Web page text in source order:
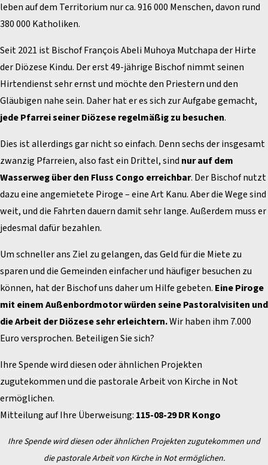
leben auf dem Territorium nur ca. 916 000 Menschen, davon rund
380 000 Katholiken.
Seit 2021 ist Bischof François Abeli Muhoya Mutchapa der Hirte
der Diözese Kindu. Der erst 49-jährige Bischof nimmt seinen
Hirtendienst sehr ernst und möchte den Priestern und den
Gläubigen nahe sein. Daher hat er es sich zur Aufgabe gemacht,
jede Pfarrei seiner Diözese regelmäßig zu besuchen.
Dies ist allerdings gar nicht so einfach. Denn sechs der insgesamt
zwanzig Pfarreien, also fast ein Drittel, sind nur auf dem
Wasserweg über den Fluss Congo erreichbar. Der Bischof nutzt
dazu eine angemietete Piroge – eine Art Kanu. Aber die Wege sind
weit, und die Fahrten dauern damit sehr lange. Außerdem muss er
jedesmal dafür bezahlen.
Um schneller ans Ziel zu gelangen, das Geld für die Miete zu
sparen und die Gemeinden einfacher und häufiger besuchen zu
können, hat der Bischof uns daher um Hilfe gebeten. Eine Piroge
mit einem Außenbordmotor würden seine Pastoralvisiten und
die Arbeit der Diözese sehr erleichtern.Wir haben ihm 7.000
Euro versprochen. Beteiligen Sie sich?
Ihre Spende wird diesen oder ähnlichen Projekten
zugutekommen und die pastorale Arbeit von Kirche in Not
ermöglichen.
Mitteilung auf Ihre Überweisung: 115-08-29DR Kongo
Ihre Spende wird diesen oder ähnlichen Projekten zugutekommen und
die pastorale Arbeit von Kirche in Not ermöglichen.